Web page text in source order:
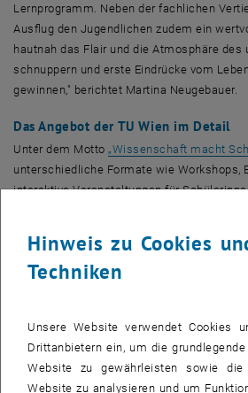
Lernprogramm. Neben der fachlichen
Ausflug den Jugendlichen zudem ein
hautnah das Flair und die Atmosphäre des
schnuppern und erste Eindrücke vom
gewinnen," berichtet Martina Neugebauer.
Das Angebot der TU Wien im Detail
Unter dem Motto „Wissenschaft macht
unterschiedliche Formate wie Workshops
interaktive Veranstaltungen für
steht das Thema
fast acht Jahren bieten wir Schülerinnen
zeigen die ungewöhnlichen und
Die große Nachfrage zeigt: Genau das
Menschen. Wenn auch nicht alle von
studieren werden, hoffen wir trotzdem,
Hinweis zu Cookies
Techniken
Unsere Website verwendet Cookies
Drittanbietern ein, um die
Website zu gewährleisten sowie
Website zu analysieren und um